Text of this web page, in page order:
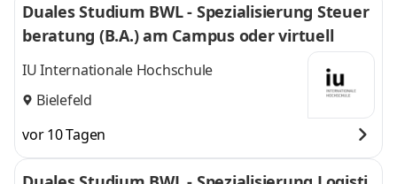
Duales Studium BWL - Spezialisierung Steuer
beratung (B.A.) am Campus oder virtuell
IU Internationale Hochschule
Bielefeld
vor 10 Tagen